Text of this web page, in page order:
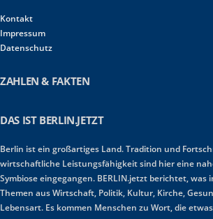
Kontakt
Impressum
Datenschutz
ZAHLEN & FAKTEN
DAS IST BERLIN.JETZT
Berlin ist ein großartiges Land. Tradition und
wirtschaftliche Leistungsfähigkeit sind hier eine
Symbiose eingegangen. BERLIN.jetzt berichtet, was
Themen aus Wirtschaft, Politik, Kultur, Kirche,
Lebensart. Es kommen Menschen zu Wort, die